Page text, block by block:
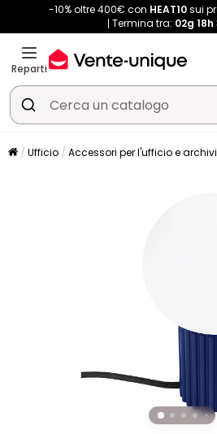
-10% oltre 400€ con HEAT10sui
Termina tra: 02g 18h
Reparti
Ufficio Accessori per l'ufficio e